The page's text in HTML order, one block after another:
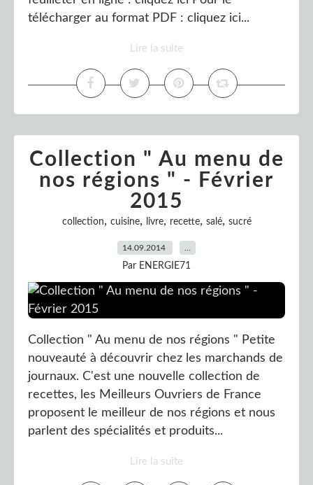
télécharger au format PDF : cliquez ici...
Lire la suite
Collection " Au menu de
nos régions " - Février
2015
collection, cuisine, livre, recette, salé, sucré
14.09.2014
Par ENERGIE71
Collection " Au menu de nos régions " Petite
nouveauté à découvrir chez les marchands de
journaux. C'est une nouvelle collection de
recettes, les Meilleurs Ouvriers de France
proposent le meilleur de nos régions et nous
parlent des spécialités et produits...
Lire la suite